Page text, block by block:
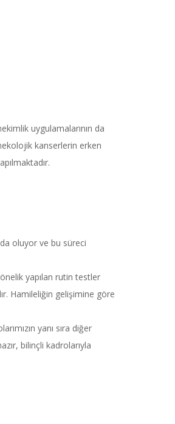
uygulamalarının da
kanserlerin erken
oluyor ve bu süreci
yapılan rutin testler
Hamileliğin gelişimine göre
yanı sıra diğer
bilinçli kadrolarıyla